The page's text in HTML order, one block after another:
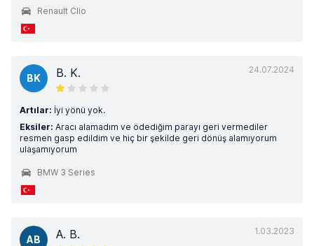
Renault Clio
24.07.2024
BK B. K.
Artılar: İyi yönü yok.
Eksiler: Aracı alamadım ve ödediğim parayı geri vermediler
resmen gasp edildim ve hiç bir şekilde geri dönüş alamıyorum
ulaşamıyorum
BMW 3 Series
1.03.2023
AB A. B.